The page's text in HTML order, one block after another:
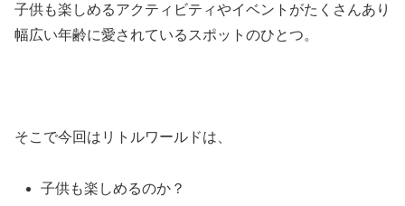
子供も楽しめるアクティビティやイベントがたくさんあり
幅広い年齢に愛されているスポットのひとつ。
そこで今回はリトルワールドは、
子供も楽しめるのか？